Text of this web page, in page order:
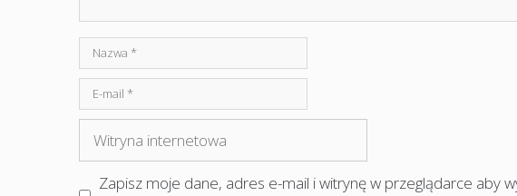
Nazwa
mail
Witryna
internetowa
Zapisz moje dane, adres e-mail i witrynę w przeglądarce aby